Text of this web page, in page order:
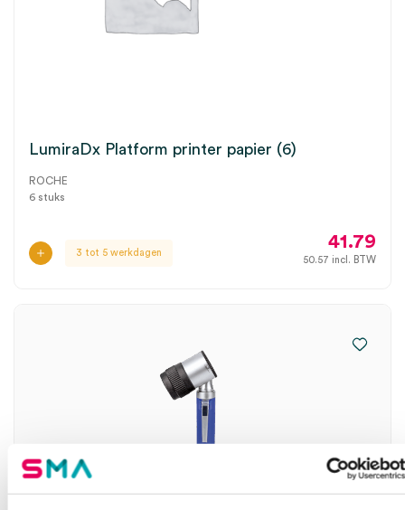
LumiraDx Platform printer papier (6)
ROCHE
6 stuks
3 tot 5 werkdagen
41.79
50.57 incl. BTW